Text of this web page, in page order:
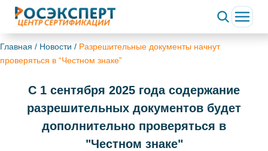
Главная / Новости / Разрешительные документы начнут
проверяться в “Честном знаке”
С 1 сентября 2025 года содержание
разрешительных документов будет
дополнительно проверяться в
"Честном знаке"